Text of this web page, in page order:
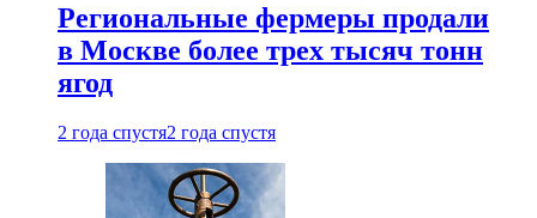
Региональные фермеры продали
в Москве более трех тысяч тонн
ягод
2 года спустя2 года спустя